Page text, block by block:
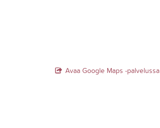
Avaa Google Maps -palvelussa